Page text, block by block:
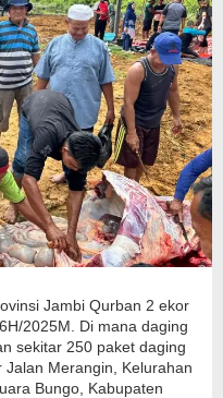
Jambi Qurban 2 ekor
2025M. Di mana daging
sekitar 250 paket daging
Merangin, Kelurahan
Bungo, Kabupaten